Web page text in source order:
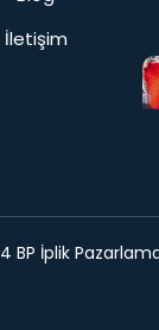
İletişim
BP İplik